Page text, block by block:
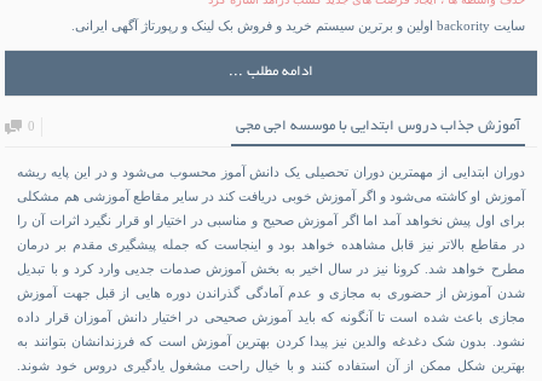
سایت backority اولین و برترین سیستم خرید و فروش بک لینک و رپورتاژ آگهی ایرانی.
ادامه مطلب ...
آموزش جذاب دروس ابتدایی با موسسه اجی مجی 0
دوران ابتدایی از مهمترین دوران تحصیلی یک دانش آموز محسوب می‌شود و در این پایه ریشه
آموزش او کاشته می‌شود و اگر آموزش خوبی دریافت کند در سایر مقاطع آموزشی هم مشکلی
برای اول پیش نخواهد آمد اما اگر آموزش صحیح و مناسبی در اختیار او قرار نگیرد اثرات آن را
در مقاطع بالاتر نیز قابل مشاهده خواهد بود و اینجاست که جمله پیشگیری مقدم بر درمان
مطرح خواهد شد. کرونا نیز در سال اخیر به بخش آموزش صدمات جدیی وارد کرد و با تبدیل
شدن آموزش از حضوری به مجازی و عدم آمادگی گذراندن دوره هایی از قبل جهت آموزش
مجازی باعث شده است تا آنگونه که باید آموزش صحیحی در اختیار دانش آموزان قرار داده
نشود. بدون شک دغدغه والدین نیز پیدا کردن بهترین آموزش است که فرزندانشان بتوانند به
بهترین شکل ممکن از آن استفاده کنند و با خیال راحت مشغول یادگیری دروس خود شوند.